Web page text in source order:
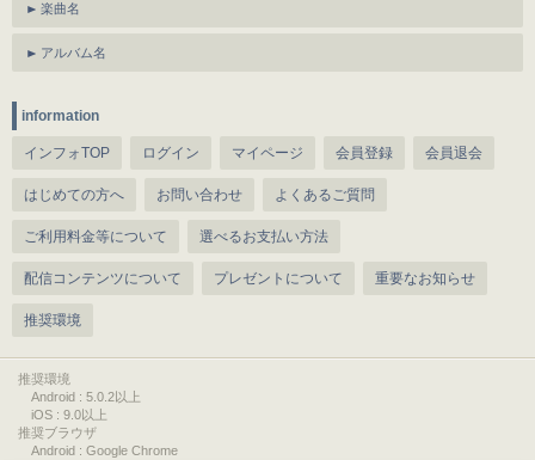
楽曲名
アルバム名
information
インフォTOP ログイン マイページ 会員登録 会員退会
はじめての方へ お問い合わせ よくあるご質問
ご利用料金等について 選べるお支払い方法
配信コンテンツについて プレゼントについて 重要なお知らせ
推奨環境
推奨環境
Android : 5.0.2以上
iOS : 9.0以上
推奨ブラウザ
Android : Google Chrome